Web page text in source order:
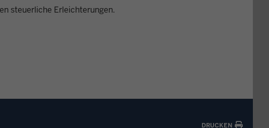
steuerliche Erleichterungen.
DRUCKEN